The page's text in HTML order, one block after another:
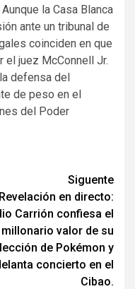
la Casa Blanca
ante un tribunal de
coinciden en que
juez McConnell Jr.
defensa del
de peso en el
del Poder
Siguente
Revelación en directo:
Carrión confiesa el
millonario valor de su
de Pokémon y
concierto en el
Cibao.